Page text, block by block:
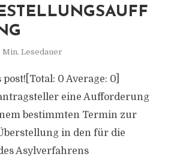
Min. Lesedauer
0 Average: 0]
eine Aufforderung
bestimmten Termin zur
in den für die
Asylverfahrens